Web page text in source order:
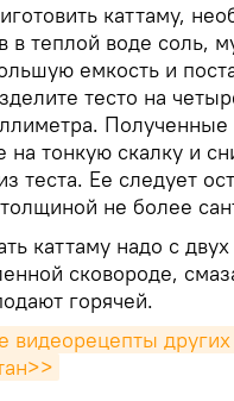
каттаму,
в теплой воде соль,
емкость и
тесто на
на тонкую скалку и
теста. Ее следует
не более
каттаму надо с
сковороде,
горячей.
видеорецепты